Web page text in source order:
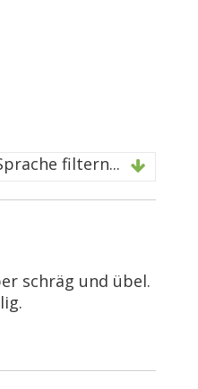
filtern...
schräg und übel.